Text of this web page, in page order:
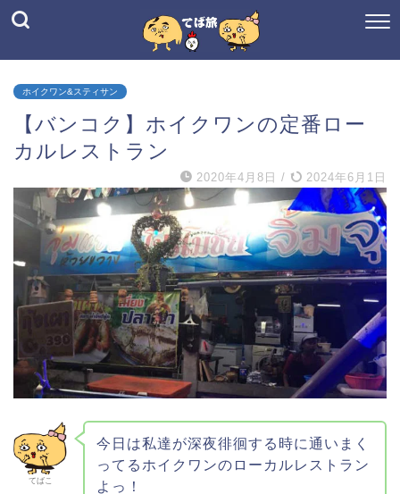
ホイクワン&スティサン
【バンコク】ホイクワンの定番ロー
カルレストラン
2020年4月8日 / 2024年6月1日
てばこ
今日は私達が深夜徘徊する時に通いまく
ってるホイクワンのローカルレストラン
よっ！